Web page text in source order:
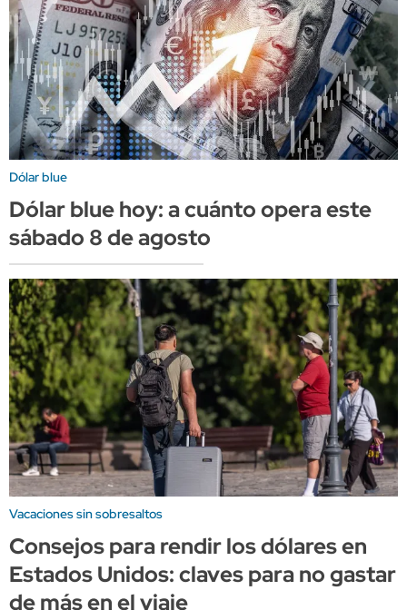
Dólar blue
Dólar blue hoy: a cuánto opera este
sábado 8 de agosto
Vacaciones sin sobresaltos
Consejos para rendir los dólares en
Estados Unidos: claves para no gastar
de más en el viaje